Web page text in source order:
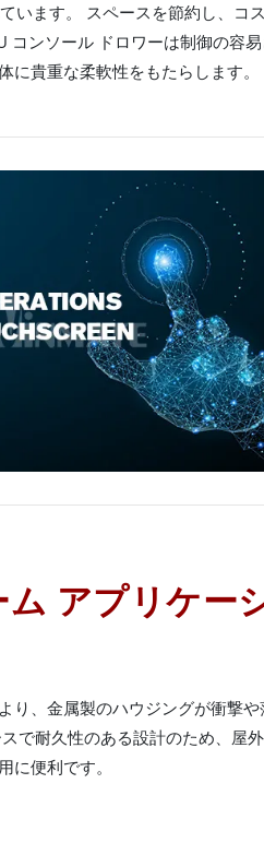
います。 スペースを節約し、コ
コンソール ドロワーは制御の容易
に貴重な柔軟性をもたらします。
アプリケー
り、金属製のハウジングが衝撃や
で耐久性のある設計のため、屋
に便利です。